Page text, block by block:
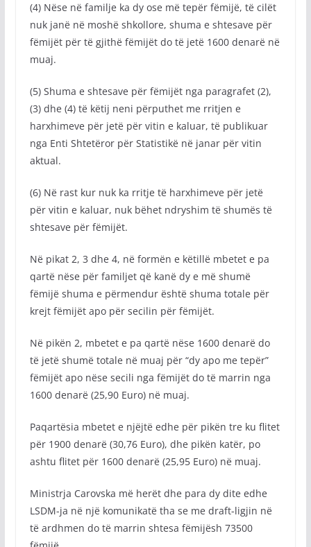
(4) Nëse në familje ka dy ose më tepër fëmijë, të cilët
nuk janë në moshë shkollore, shuma e shtesave për
fëmijët për të gjithë fëmijët do të jetë 1600 denarë në
muaj.
(5) Shuma e shtesave për fëmijët nga paragrafet (2),
(3) dhe (4) të këtij neni përputhet me rritjen e
harxhimeve për jetë për vitin e kaluar, të publikuar
nga Enti Shtetëror për Statistikë në janar për vitin
aktual.
(6) Në rast kur nuk ka rritje të harxhimeve për jetë
për vitin e kaluar, nuk bëhet ndryshim të shumës të
shtesave për fëmijët.
Në pikat 2, 3 dhe 4, në formën e këtillë mbetet e pa
qartë nëse për familjet që kanë dy e më shumë
fëmijë shuma e përmendur është shuma totale për
krejt fëmijët apo për secilin për fëmijët.
Në pikën 2, mbetet e pa qartë nëse 1600 denarë do
të jetë shumë totale në muaj për “dy apo me tepër”
fëmijët apo nëse secili nga fëmijët do të marrin nga
1600 denarë (25,90 Euro) në muaj.
Paqartësia mbetet e njëjtë edhe për pikën tre ku flitet
për 1900 denarë (30,76 Euro), dhe pikën katër, po
ashtu flitet për 1600 denarë (25,95 Euro) në muaj.
Ministrja Carovska më herët dhe para dy dite edhe
LSDM-ja në një komunikatë tha se me draft-ligjin në
të ardhmen do të marrin shtesa fëmijësh 73500